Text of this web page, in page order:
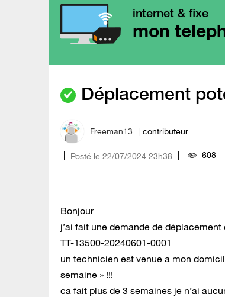
internet & fixe
mon
Déplacement
Freeman13 contributeur
Posté le ‎22/07/2024 23h38 608
Bonjour
j’ai fait une demande de
TT-13500-20240601-0001
un technicien est venue a mon
semaine » !!!
ca fait plus de 3 semaines je n’ai